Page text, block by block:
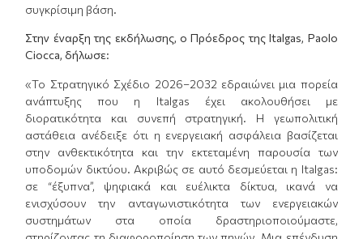
συγκρίσιμη βάση.
Στην έναρξη της εκδήλωσης, ο Πρόεδρος της Italgas, Paolo
Ciocca, δήλωσε:
«Το Στρατηγικό Σχέδιο 2026–2032 εδραιώνει μια πορεία
ανάπτυξης που η Italgas έχει ακολουθήσει με
διορατικότητα και συνεπή στρατηγική. Η γεωπολιτική
αστάθεια ανέδειξε ότι η ενεργειακή ασφάλεια βασίζεται
στην ανθεκτικότητα και την εκτεταμένη παρουσία των
υποδομών δικτύου. Ακριβώς σε αυτό δεσμεύεται η Italgas:
σε “έξυπνα”, ψηφιακά και ευέλικτα δίκτυα, ικανά να
ενισχύσουν την ανταγωνιστικότητα των ενεργειακών
συστημάτων στα οποία δραστηριοποιούμαστε,